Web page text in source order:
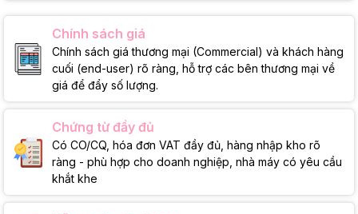
Chính sách giá
Chính sách giá thương mại (Commercial) và khách hàng
cuối (end-user) rõ ràng, hỗ trợ các bên thương mại về
giá để đẩy số lượng.
Chứng từ đầy đủ
Có CO/CQ, hóa đơn VAT đầy đủ, hàng nhập kho rõ
ràng - phù hợp cho doanh nghiệp, nhà máy có yêu cầu
khắt khe